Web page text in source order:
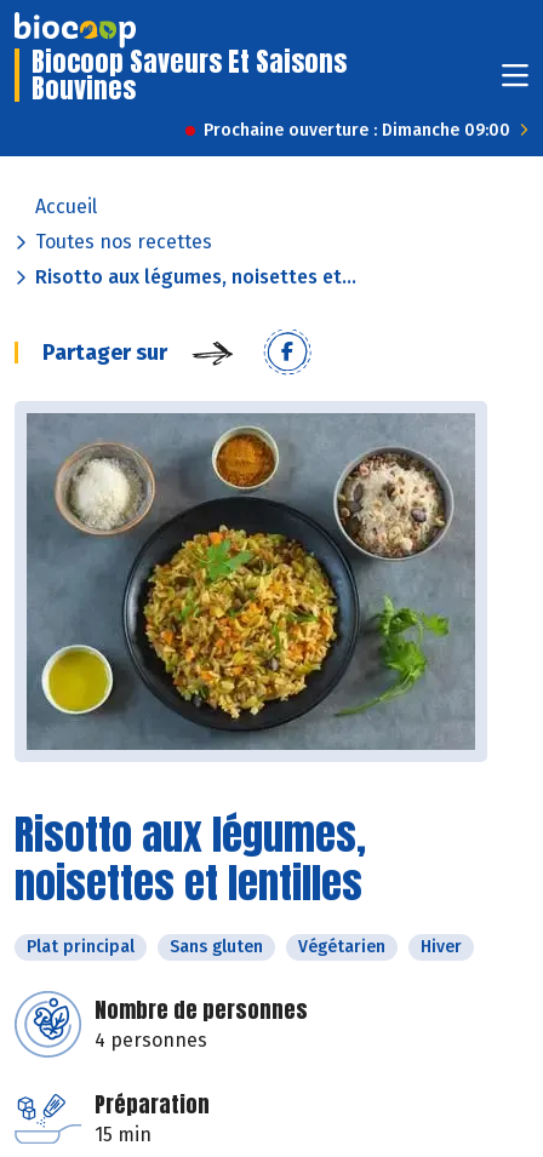
Biocoop Saveurs Et Saisons
Bouvines
Prochaine ouverture : Dimanche 09:00
Accueil
Toutes nos recettes
Risotto aux légumes, noisettes et...
Partager sur
Risotto aux légumes,
noisettes et lentilles
Plat principal Sans gluten Végétarien Hiver
Nombre de personnes
4 personnes
Préparation
15 min